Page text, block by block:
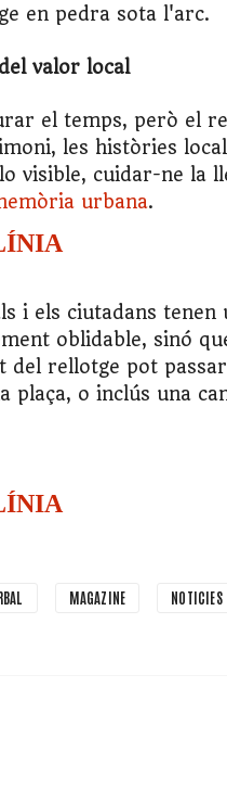
en pedra sota l'arc.
valor local
el temps, però el
les històries
visible, cuidar-ne la
urbana.
i els ciutadans tenen
oblidable, sinó
rellotge pot
plaça, o inclús una
MAGAZINE NOTICIES